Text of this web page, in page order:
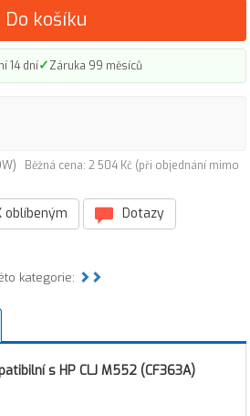
Do košíku
14 dní✓Záruka 99 měsíců
Běžná cena: 2 504 Kč (při objednání mimo
oblíbeným
Dotazy
kategorie:
s HP CLJ M552 (CF363A)